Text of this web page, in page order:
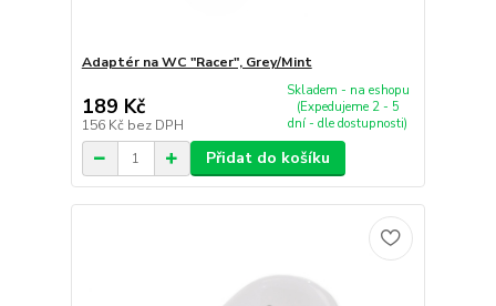
Adaptér na WC "Racer", Grey/Mint
189 Kč
156 Kč bez DPH
Skladem - na eshopu
(Expedujeme 2 - 5
dní - dle dostupnosti)
Přidat do košíku